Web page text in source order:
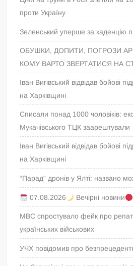
проти Україну
Зеленський уперше за каденцію
ОБУШКИ, ДОПИТИ, ПОГРОЗИ
КОМУ ВАРТО ЗВЕРТАТИСЯ НА
Іван Вигівський відвідав бойові
на Харківщині
Списали понад 1000 чоловіків:
Мукачівського ТЦК заарештували
Іван Вигівський відвідав бойові
на Харківщині
“Парад” дронів у Ялті: названо
07.08.2026 Вечірні новини
МВС спростувало фейк про
українських військових
УЧХ повідомив про